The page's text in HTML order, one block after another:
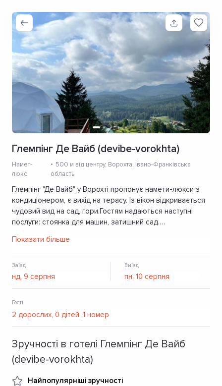
Глемпінг Де Вайб (devibe-vorokhta)
Намет-
люкс
500 м від центру, Ворохта, Івано-Франківська
область
Глемпінг "Де Вайб" у Ворохті пропонує намети-люкси з
кондиціонером, є вихід на терасу. Із вікон відкривається
чудовий вид на сад, гори.Гостям надаються наступні
послуги: стоянка для машин, затишний сад.
Показати більше
Заїзд Виїзд
Гості
Зручності в готелі Глемпінг Де Вайб
(devibe-vorokhta)
Найпопулярніші зручності